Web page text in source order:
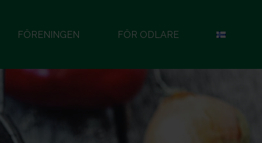
FÖRENINGEN FÖR ODLARE